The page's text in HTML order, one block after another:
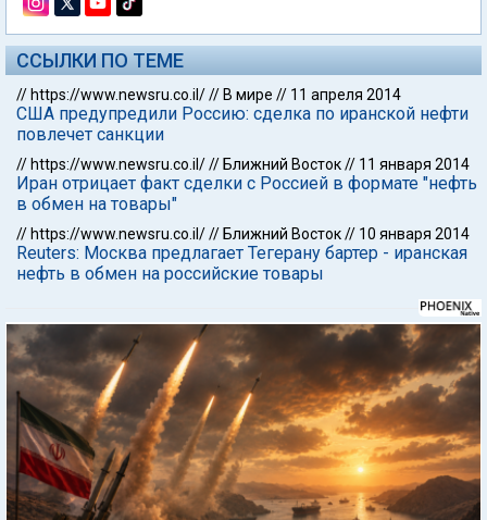
ССЫЛКИ ПО ТЕМЕ
// https://www.newsru.co.il/// В мире // 11 апреля 2014
США предупредили Россию: сделка по иранской нефти
повлечет санкции
// https://www.newsru.co.il/// Ближний Восток// 11 января 2014
Иран отрицает факт сделки с Россией в формате "нефть
в обмен на товары"
// https://www.newsru.co.il/// Ближний Восток// 10 января 2014
Reuters: Москва предлагает Тегерану бартер - иранская
нефть в обмен на российские товары